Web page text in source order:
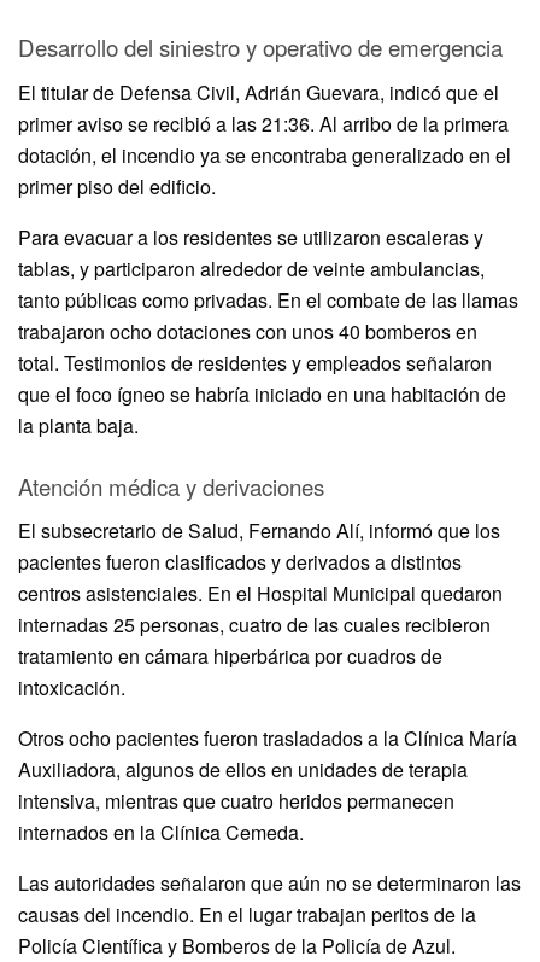
Desarrollo del siniestro y operativo de emergencia
El titular de Defensa Civil, Adrián Guevara, indicó que el
primer aviso se recibió a las 21:36. Al arribo de la primera
dotación, el incendio ya se encontraba generalizado en el
primer piso del edificio.
Para evacuar a los residentes se utilizaron escaleras y
tablas, y participaron alrededor de veinte ambulancias,
tanto públicas como privadas. En el combate de las llamas
trabajaron ocho dotaciones con unos 40 bomberos en
total. Testimonios de residentes y empleados señalaron
que el foco ígneo se habría iniciado en una habitación de
la planta baja.
Atención médica y derivaciones
El subsecretario de Salud, Fernando Alí, informó que los
pacientes fueron clasificados y derivados a distintos
centros asistenciales. En el Hospital Municipal quedaron
internadas 25 personas, cuatro de las cuales recibieron
tratamiento en cámara hiperbárica por cuadros de
intoxicación.
Otros ocho pacientes fueron trasladados a la Clínica María
Auxiliadora, algunos de ellos en unidades de terapia
intensiva, mientras que cuatro heridos permanecen
internados en la Clínica Cemeda.
Las autoridades señalaron que aún no se determinaron las
causas del incendio. En el lugar trabajan peritos de la
Policía Científica y Bomberos de la Policía de Azul.